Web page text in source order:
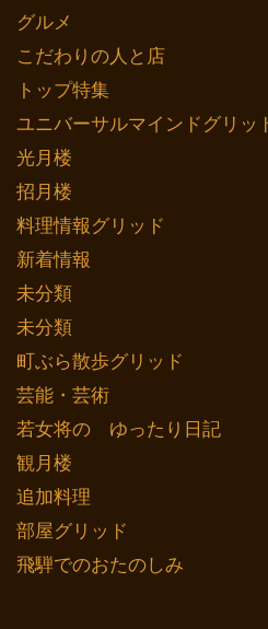
グルメ
こだわりの人と店
トップ特集
ユニバーサルマインドグリッ
光月楼
招月楼
料理情報グリッド
新着情報
未分類
未分類
町ぶら散歩グリッド
芸能・芸術
若女将の ゆったり日記
観月楼
追加料理
部屋グリッド
飛騨でのおたのしみ